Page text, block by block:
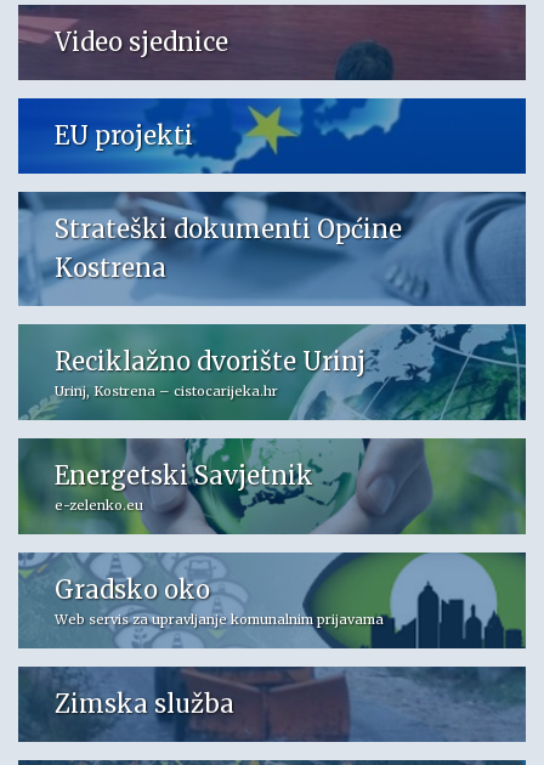
Video sjednice
EU projekti
Strateški dokumenti Općine
Kostrena
Reciklažno dvorište Urinj
Urinj, Kostrena – cistocarijeka.hr
Energetski Savjetnik
e-zelenko.eu
Gradsko oko
Web servis za upravljanje komunalnim prijavama
Zimska služba